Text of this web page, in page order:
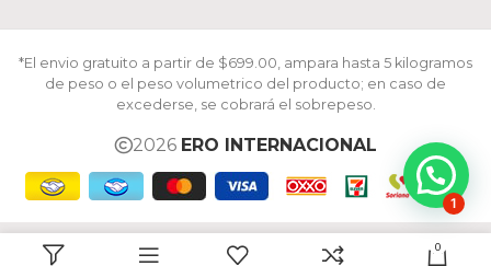
*El envio gratuito a partir de $699.00, ampara hasta 5 kilogramos
de peso o el peso volumetrico del producto; en caso de
excederse, se cobrará el sobrepeso.
2026 ERO INTERNACIONAL
0
1